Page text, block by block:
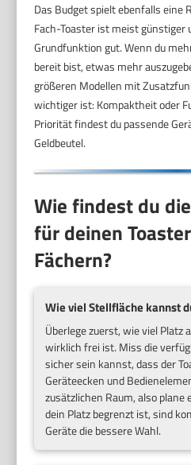
Das Budget spielt ebenfalls eine
Fach-Toaster ist meist günstiger
Grundfunktion gut. Wenn du
bereit bist, etwas mehr
größeren Modellen mit
wichtiger ist: Kompaktheit oder
Priorität findest du passende
Geldbeutel.
Wie findest du
für deinen
Fächern?
Wie viel Stellfläche kannst
Überlege zuerst, wie viel Platz
wirklich frei ist. Miss die
sicher sein kannst, dass der
Geräteecken und
zusätzlichen Raum, also
dein Platz begrenzt ist, sind
Geräte die bessere Wahl.